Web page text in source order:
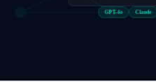
GPT-4o Claude